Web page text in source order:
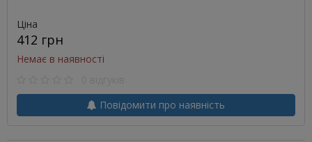
Ціна
412 грн
Немає в наявності
Повідомити про наявність